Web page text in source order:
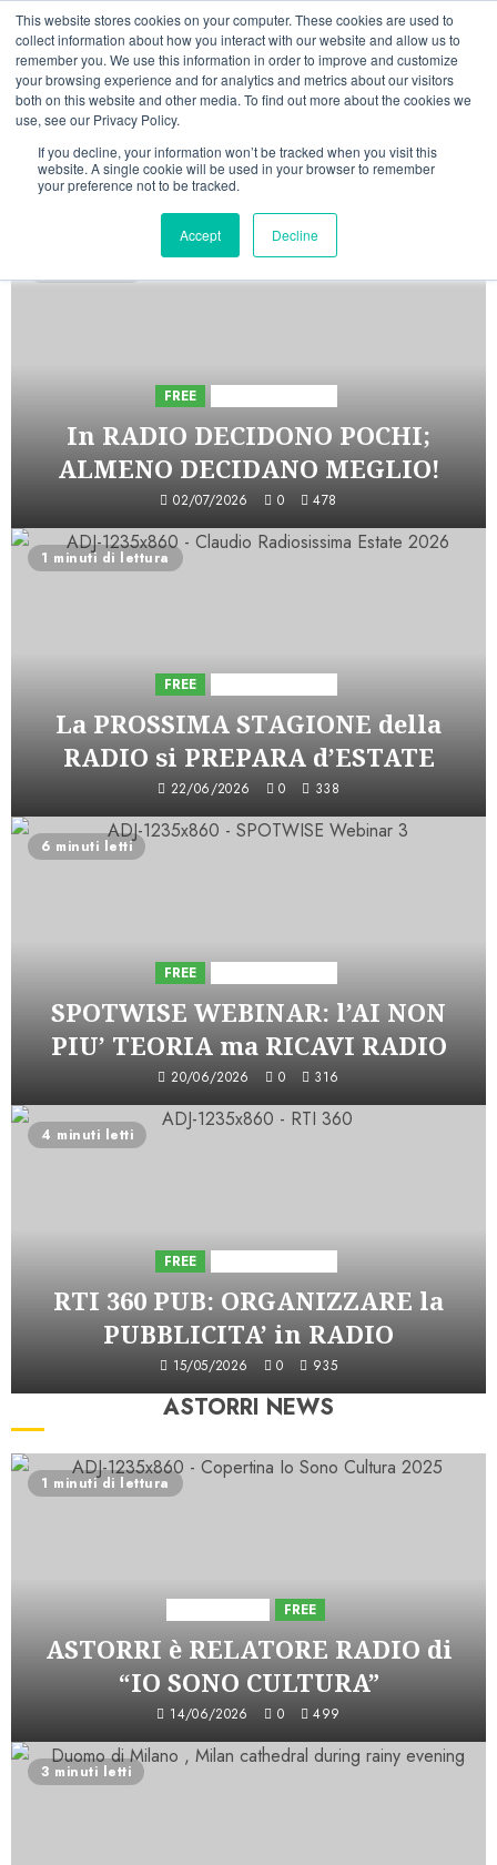
This website stores cookies on your computer. These cookies are used to
collect information about how you interact with our website and allow us to
remember you. We use this information in order to improve and customize
your browsing experience and for analytics and metrics about our visitors
both on this website and other media. To find out more about the cookies we
use, see our Privacy Policy.
If you decline, your information won’t be tracked when you visit this
website. A single cookie will be used in your browser to remember
your preference not to be tracked.
Accept Decline
Vai
contenuto
09/08/202610:37:22
LinkedinFacebook
X TelegramWhatsappMastodon
INIZIATIVE ASTORRI
FREE
In RADIO DECIDONO POCHI;
ALMENO DECIDANO MEGLIO!
02/07/2026 0 478
1 minuti di lettura
FREE
La PROSSIMA STAGIONE della
RADIO si PREPARA d’ESTATE
22/06/2026 0 338
6 minuti letti
FREE
SPOTWISE WEBINAR: l’AI NON
PIU’ TEORIA ma RICAVI RADIO
20/06/2026 0 316
4 minuti letti
FREE
RTI 360 PUB: ORGANIZZARE la
PUBBLICITA’ in RADIO
15/05/2026 0 935
ASTORRI NEWS
1 minuti di lettura
FREE
ASTORRI è RELATORE RADIO di
“IO SONO CULTURA”
14/06/2026 0 499
3 minuti letti